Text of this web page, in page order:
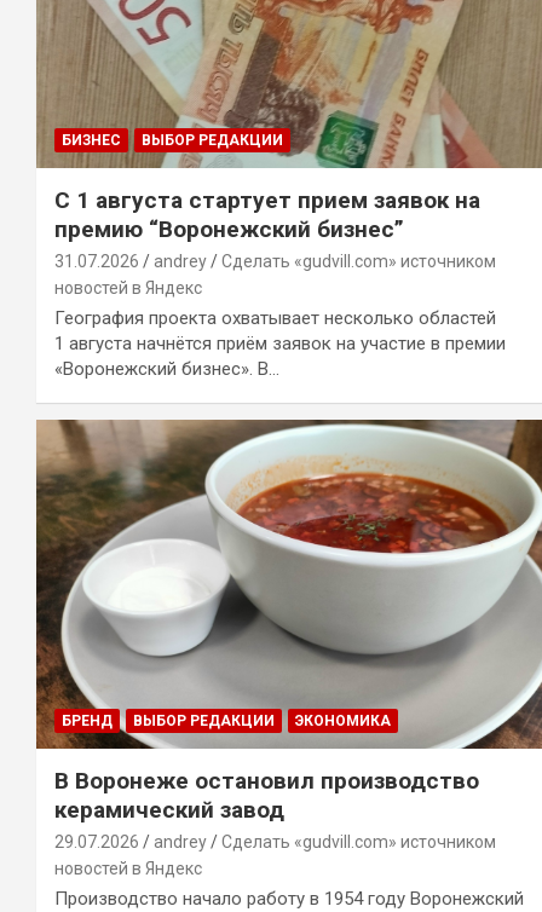
БИЗНЕС ВЫБОР РЕДАКЦИИ
С 1 августа стартует прием заявок на
премию “Воронежский бизнес”
31.07.2026 andrey
Сделать «gudvill.com» источником
новостей в Яндекс
География проекта охватывает несколько областей
1 августа начнётся приём заявок на участие в премии
«Воронежский бизнес». В…
БРЕНД ВЫБОР РЕДАКЦИИ ЭКОНОМИКА
В Воронеже остановил производство
керамический завод
29.07.2026 andrey
Сделать «gudvill.com» источником
новостей в Яндекс
Производство начало работу в 1954 году Воронежский